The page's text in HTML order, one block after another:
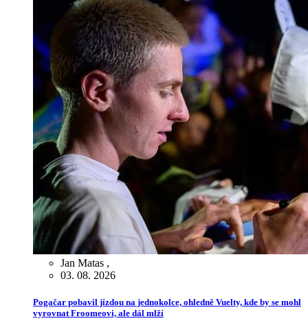
Jan Matas ,
03. 08. 2026
Pogačar pobavil jízdou na jednokolce, ohledně Vuelty, kde by se mohl
vyrovnat Froomeovi, ale dál mlží